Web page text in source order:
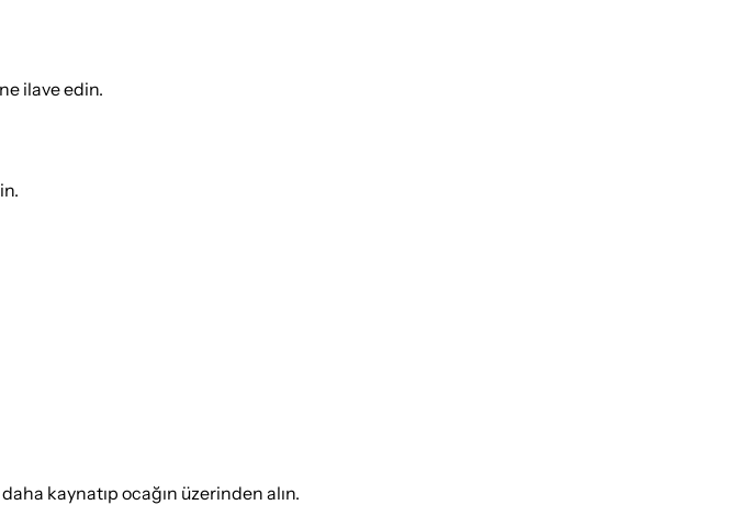
ilave edin.
kaynatıp ocağın üzerinden alın.